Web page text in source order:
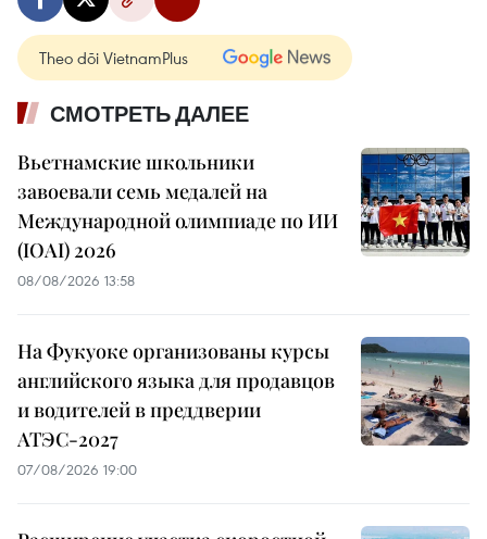
Theo dõi VietnamPlus
СМОТРЕТЬ ДАЛЕЕ
Вьетнамские школьники
завоевали семь медалей на
Международной олимпиаде по ИИ
(IOAI) 2026
08/08/2026 13:58
На Фукуоке организованы курсы
английского языка для продавцов
и водителей в преддверии
АТЭС-2027
07/08/2026 19:00